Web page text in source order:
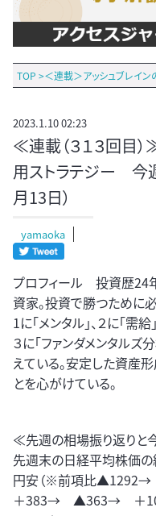
TOP >＜連載＞アッシュブレイ
2023.1.10 02:23
≪連載（３１３回目
用ストラテジー 今
月13日）
yamaoka
プロフィール 投資歴24
資家。投資で勝つために
1に「メンタル」、２に「需給
３に「ファンダメンタルズ
えている。安定した資産
とを心がけている。
≪先週の相場振り返りと
先週末の日経平均株価の
円安（※前項比
＋383→ ▲363→ ＋